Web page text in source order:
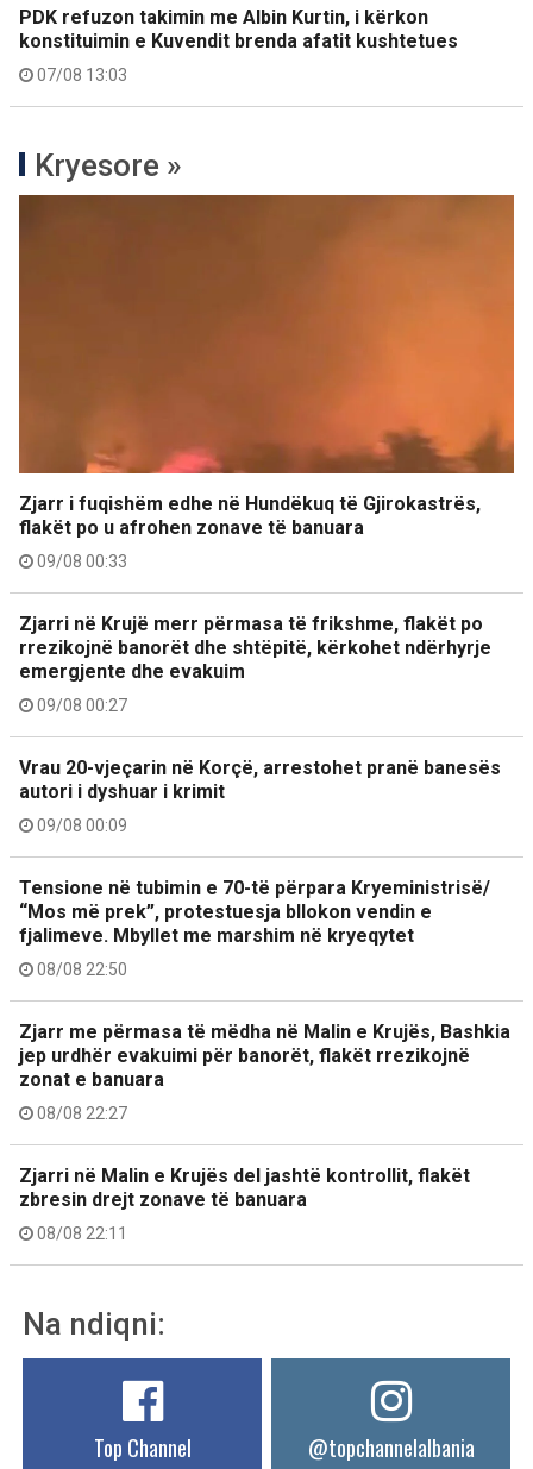
PDK refuzon takimin me Albin Kurtin, i kërkon
konstituimin e Kuvendit brenda afatit kushtetues
07/08 13:03
Kryesore »
Zjarr i fuqishëm edhe në Hundëkuq të Gjirokastrës,
flakët po u afrohen zonave të banuara
09/08 00:33
Zjarri në Krujë merr përmasa të frikshme, flakët po
rrezikojnë banorët dhe shtëpitë, kërkohet ndërhyrje
emergjente dhe evakuim
09/08 00:27
Vrau 20-vjeçarin në Korçë, arrestohet pranë banesës
autori i dyshuar i krimit
09/08 00:09
Tensione në tubimin e 70-të përpara Kryeministrisë/
“Mos më prek”, protestuesja bllokon vendin e
fjalimeve. Mbyllet me marshim në kryeqytet
08/08 22:50
Zjarr me përmasa të mëdha në Malin e Krujës, Bashkia
jep urdhër evakuimi për banorët, flakët rrezikojnë
zonat e banuara
08/08 22:27
Zjarri në Malin e Krujës del jashtë kontrollit, flakët
zbresin drejt zonave të banuara
08/08 22:11
Na ndiqni:
Top Channel @topchannelalbania